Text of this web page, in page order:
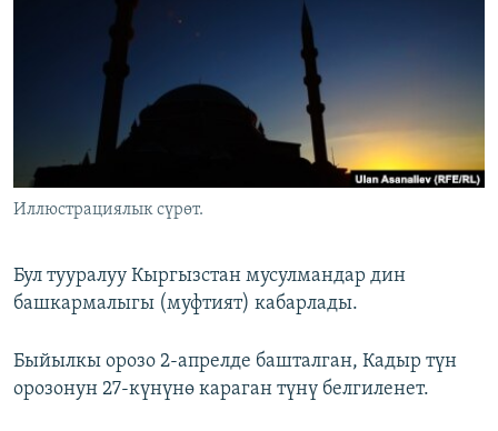
ЭЖЕ-СИҢДИЛЕР
АЗАТТЫК+
ЫҢГАЙСЫЗ СУРООЛОР
ЭЕ/АРнун бардык сайттары
Иллюстрациялык сүрөт.
Бул тууралуу Кыргызстан мусулмандар дин
башкармалыгы (муфтият) кабарлады.
Быйылкы орозо 2-апрелде башталган, Кадыр түн
орозонун 27-күнүнө караган түнү белгиленет.